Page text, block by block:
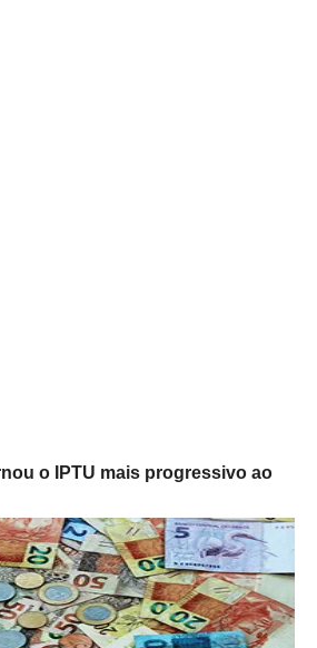
o IPTU mais progressivo ao